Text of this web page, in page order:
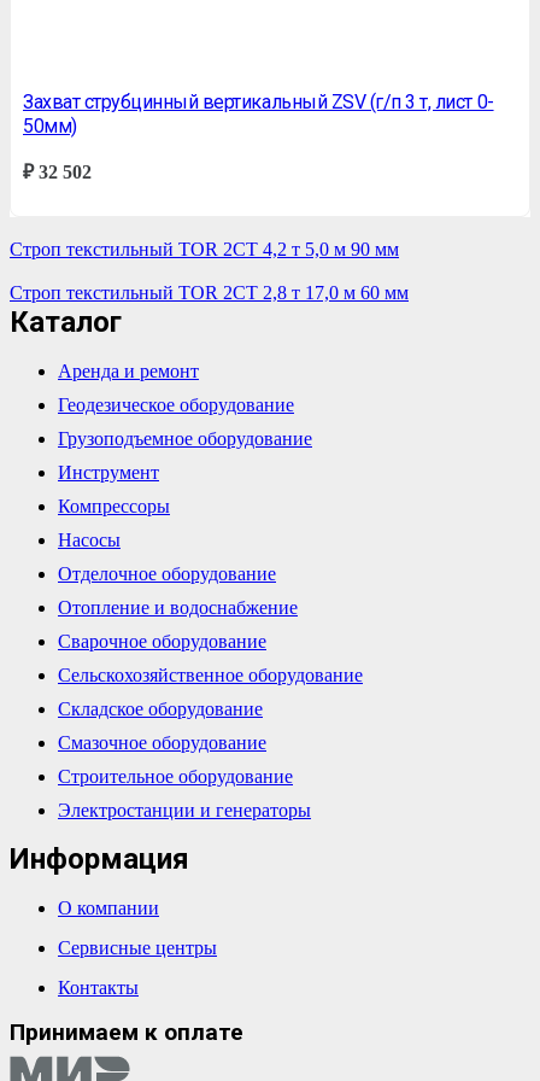
Захват струбцинный вертикальный ZSV (г/п 3 т, лист 0-
50мм)
₽32 502
Строп текстильный TOR 2СТ 4,2 т 5,0 м 90 мм
Строп текстильный TOR 2СТ 2,8 т 17,0 м 60 мм
Каталог
Аренда и ремонт
Геодезическое оборудование
Грузоподъемное оборудование
Инструмент
Компрессоры
Насосы
Отделочное оборудование
Отопление и водоснабжение
Сварочное оборудование
Сельскохозяйственное оборудование
Складское оборудование
Смазочное оборудование
Строительное оборудование
Электростанции и генераторы
Информация
О компании
Сервисные центры
Контакты
Принимаем к оплате